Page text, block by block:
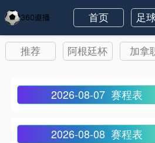
首页 足
推荐 阿根廷杯 加拿
2026-08-07 赛程表
2026-08-08 赛程表